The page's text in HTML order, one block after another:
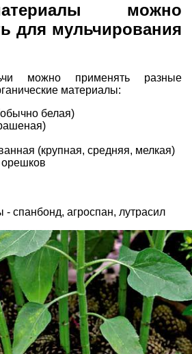
можно
для мульчирования
можно применять разные
материалы:
белая)
(крупная, средняя, мелкая)
орешков
спанбонд, агроспан, лутрасил